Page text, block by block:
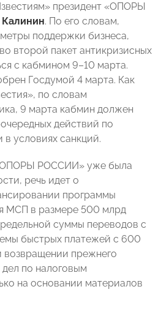
президент «ОПОРЫ
. По его словам,
поддержки бизнеса,
второй пакет антикризисных
с кабмином 9–10 марта.
Госдумой 4 марта. Как
по словам
9 марта кабмин должен
действий по
условиях санкций.
РОССИИ» уже была
речь идет о
программы
МСП в размере 500 млрд
суммы переводов с
быстрых платежей с 600
возвращении прежнего
по налоговым
на основании материалов